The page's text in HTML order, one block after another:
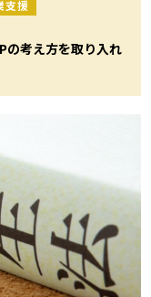
支援
の考え方を取り入れ